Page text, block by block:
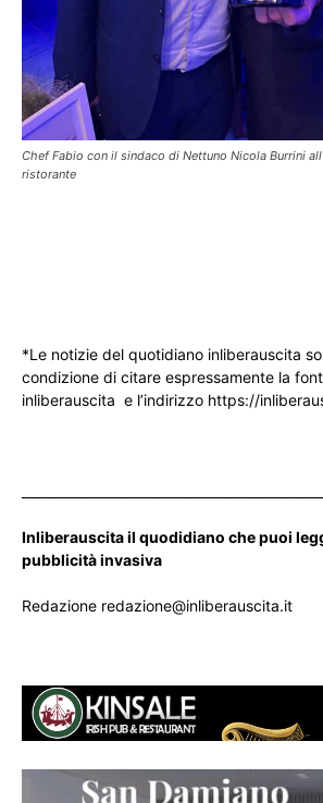
Chef Fabio con il sindaco di Nettuno Nicola Burrini
ristorante
*Le notizie del quotidiano inliberauscita
condizione di citare espressamente la
inliberauscita e l’indirizzo https://
Inliberauscita il quodidiano che puoi
pubblicità invasiva
Redazione redazione@inliberauscita.it